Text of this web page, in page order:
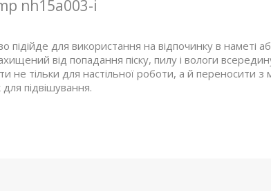
nh15a003-i
підійде для використання на відпочинку в наметі
від попадання піску, пилу і вологи
не тільки для настільної роботи, а й переносити з
підвішування.